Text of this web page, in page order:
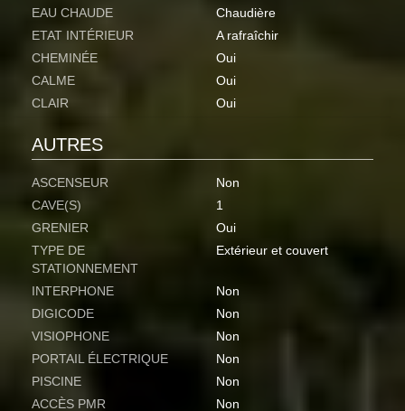
EAU CHAUDE
Chaudière
ETAT INTÉRIEUR
A rafraîchir
CHEMINÉE
Oui
CALME
Oui
CLAIR
Oui
AUTRES
ASCENSEUR
Non
CAVE(S)
1
GRENIER
Oui
TYPE DE
STATIONNEMENT
Extérieur et couvert
INTERPHONE
Non
DIGICODE
Non
VISIOPHONE
Non
PORTAIL ÉLECTRIQUE
Non
PISCINE
Non
ACCÈS PMR
Non